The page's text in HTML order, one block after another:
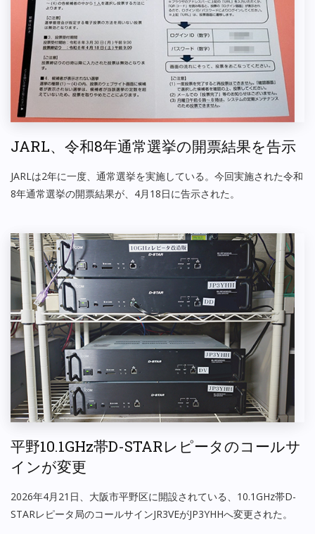
JARL、令和8年通常選挙の開票結果を告示
JARLは2年に一度、通常選挙を実施している。今回実施された令和
8年通常選挙の開票結果が、4月18日に告示された。
平野10.1GHz帯D-STARレピータのコールサ
インが変更
2026年4月21日、大阪市平野区に開設されている、10.1GHz帯D-
STARレピータ局のコールサインJR3VEがJP3YHHへ変更された。